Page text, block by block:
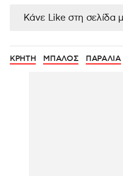
Κάνε Like στη σελίδα
ΚΡΗΤΗ ΜΠΑΛΟΣ ΠΑΡΑΛΙΑ